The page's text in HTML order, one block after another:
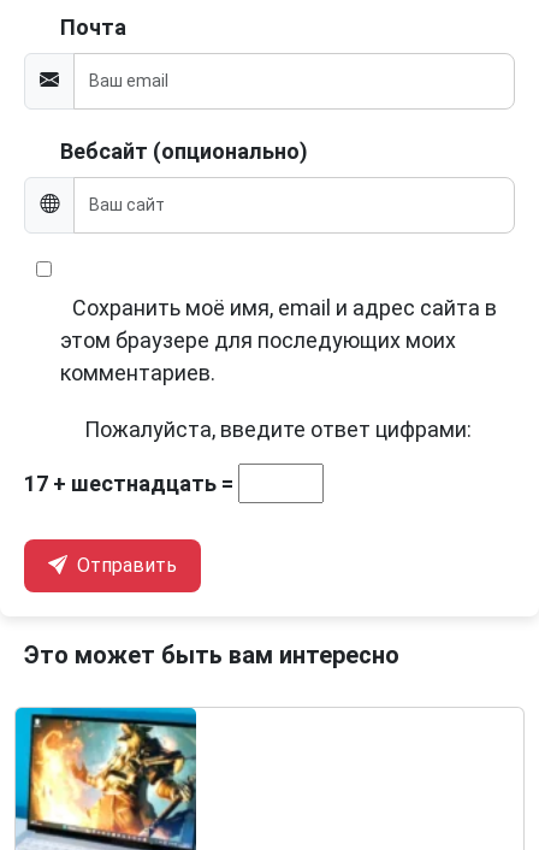
Почта
Вебсайт (опционально)
Сохранить моё имя, email и адрес сайта в
этом браузере для последующих моих
комментариев.
Пожалуйста, введите ответ цифрами:
17 + шестнадцать =
Отправить
Это может быть вам интересно